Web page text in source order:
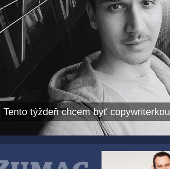
Tento týždeň chcem byť copywriterkou